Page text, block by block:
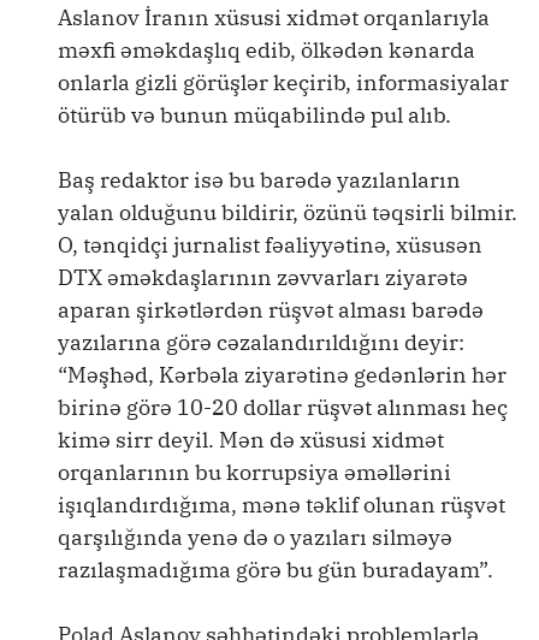
Aslanov İranın xüsusi xidmət orqanlarıyla
məxfi əməkdaşlıq edib, ölkədən kənarda
onlarla gizli görüşlər keçirib, informasiyalar
ötürüb və bunun müqabilində pul alıb.
Baş redaktor isə bu barədə yazılanların
yalan olduğunu bildirir, özünü təqsirli bilmir.
O, tənqidçi jurnalist fəaliyyətinə, xüsusən
DTX əməkdaşlarının zəvvarları ziyarətə
aparan şirkətlərdən rüşvət alması barədə
yazılarına görə cəzalandırıldığını deyir:
“Məşhəd, Kərbəla ziyarətinə gedənlərin hər
birinə görə 10-20 dollar rüşvət alınması heç
kimə sirr deyil. Mən də xüsusi xidmət
orqanlarının bu korrupsiya əməllərini
işıqlandırdığıma, mənə təklif olunan rüşvət
qarşılığında yenə də o yazıları silməyə
razılaşmadığıma görə bu gün buradayam”.